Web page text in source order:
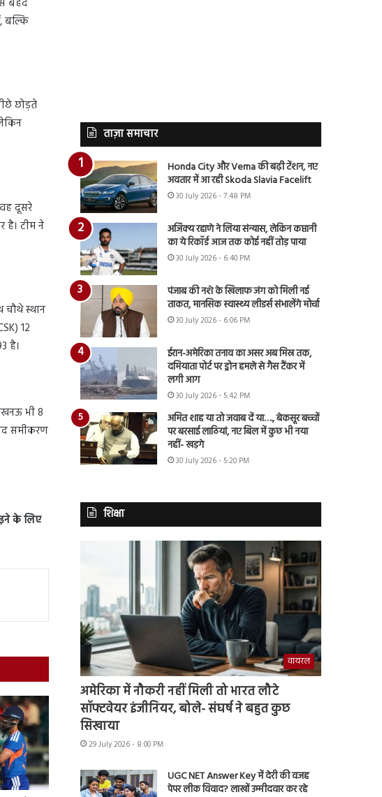
बेहद
बल्कि
छोड़ते
दूसरे
है। टीम ने
चौथे स्थान
12
है।
भी 8
समीकरण
के लिए
ताज़ा समाचार
Honda City और Verna की बढ़ी टेंशन, नए
अवतार में आ रही Skoda Slavia Facelift
30 July 2026 - 7:48 PM
अजिंक्य रहाणे ने लिया संन्यास, लेकिन कप्तानी
का ये रिकॉर्ड आज तक कोई नहीं तोड़ पाया
30 July 2026 - 6:40 PM
पंजाब की नशे के खिलाफ जंग को मिली नई
ताकत, मानसिक स्वास्थ्य लीडर्स संभालेंगे मोर्चा
30 July 2026 - 6:06 PM
ईरान-अमेरिका तनाव का असर अब मिस्र तक,
दमियाता पोर्ट पर ड्रोन हमले से गैस टैंकर में
लगी आग
30 July 2026 - 5:42 PM
अमित शाह या तो जवाब दें या…., बेकसूर बच्चों
पर बरसाई लाठियां, नए बिल में कुछ भी नया
नहीं- खड़गे
30 July 2026 - 5:20 PM
शिक्षा
वायरल
अमेरिका में नौकरी नहीं मिली तो भारत लौटे
सॉफ्टवेयर इंजीनियर, बोले- संघर्ष ने बहुत कुछ
सिखाया
29 July 2026 - 8:00 PM
UGC NET Answer Key में देरी की वजह
पेपर लीक विवाद? लाखों उम्मीदवार कर रहे